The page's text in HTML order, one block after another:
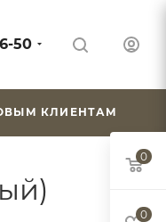
50
КЛИЕНТАМ
0
0